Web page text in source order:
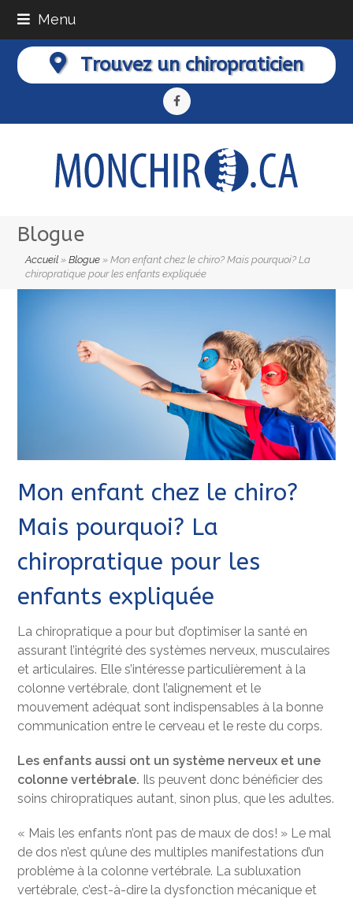
Menu
Trouvez un chiropraticien
Facebook
Blogue
Accueil »Blogue »Mon enfant chez le chiro? Mais pourquoi? La
chiropratique pour les enfants expliquée
Mon enfant chez le chiro?
Mais pourquoi? La
chiropratique pour les
enfants expliquée
La chiropratique a pour but d’optimiser la santé en
assurant l’intégrité des systèmes nerveux, musculaires
et articulaires. Elle s’intéresse particulièrement à la
colonne vertébrale, dont l’alignement et le
mouvement adéquat sont indispensables à la bonne
communication entre le cerveau et le reste du corps.
Les enfants aussi ont un système nerveux et une
colonne vertébrale. Ils peuvent donc bénéficier des
soins chiropratiques autant, sinon plus, que les adultes.
« Mais les enfants n’ont pas de maux de dos! » Le mal
de dos n’est qu’une des multiples manifestations d’un
problème à la colonne vertébrale. La subluxation
vertébrale, c’est-à-dire la dysfonction mécanique et